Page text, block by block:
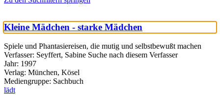
Kleine Mädchen - starke Mädchen
Spiele und Phantasiereisen, die mutig und selbstbewußt machen
Verfasser: Seyffert, Sabine Suche nach diesem Verfasser
Jahr: 1997
Verlag: München, Kösel
Mediengruppe: Sachbuch
lädt